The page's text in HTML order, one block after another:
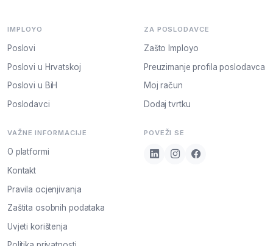
IMPLOYO
Poslovi
Poslovi u Hrvatskoj
Poslovi u BiH
Poslodavci
ZA POSLODAVCE
Zašto Imployo
Preuzimanje profila poslodavca
Moj račun
Dodaj tvrtku
VAŽNE INFORMACIJE
O platformi
Kontakt
Pravila ocjenjivanja
Zaštita osobnih podataka
Uvjeti korištenja
POVEŽI SE